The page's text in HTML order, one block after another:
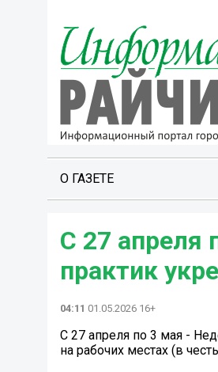
О ГАЗЕТЕ
С 27 апреля
практик
04:11 01.05.2026 16+
С 27 апреля по 3 мая -
на рабочих местах (в